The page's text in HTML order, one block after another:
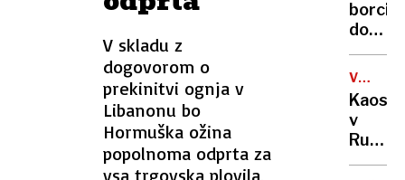
V skladu z
dogovorom o
prekinitvi ognja v
Libanonu bo
Hormuška ožina
popolnoma odprta za
vsa trgovska plovila,
le en
borci
VOJNA
V
Kaos
v
Rusiji:
ženske